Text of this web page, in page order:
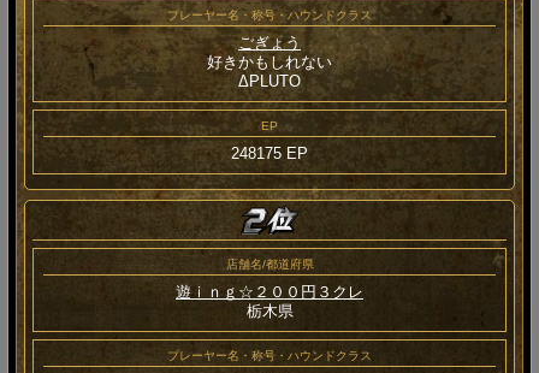
プレーヤー名・称号・ハウンドクラス
ごぎょう
好きかもしれない
ΔPLUTO
EP
248175 EP
店舗名/都道府県
遊ｉｎｇ☆２００円３クレ
栃木県
プレーヤー名・称号・ハウンドクラス